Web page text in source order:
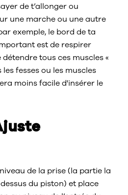
de t’allonger ou
une marche ou une autre
exemple, le bord de ta
est de respirer
tous ces muscles «
les fesses ou les muscles
moins facile d'insérer le
de la prise (la partie la
du piston) et place